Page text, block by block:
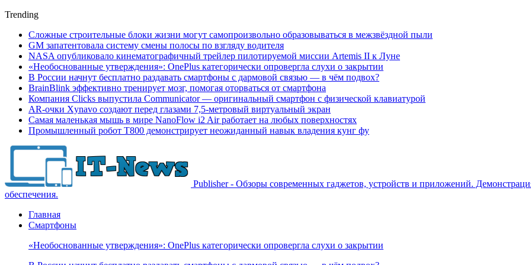
Trending
Сложные строительные блоки жизни могут самопроизвольно образовываться в межзвёздной пыли
GM запатентовала систему смены полосы по взгляду водителя
NASA опубликовало кинематографичный трейлер пилотируемой миссии Artemis II к Луне
«Необоснованные утверждения»: OnePlus категорически опровергла слухи о закрытии
В России начнут бесплатно раздавать смартфоны с дармовой связью — в чём подвох?
BrainBlink эффективно тренирует мозг, помогая оторваться от смартфона
Компания Clicks выпустила Communicator — оригинальный смартфон с физической клавиатурой
AR-очки Xynavo создают перед глазами 7,5-метровый виртуальный экран
Самая маленькая мышь в мире NanoFlow i2 Air работает на любых поверхностях
Промышленный робот Т800 демонстрирует неожиданный навык владения кунг фу
Publisher - Обзоры современных гаджетов, устройств и приложений.
обеспечения.
Главная
Смартфоны
«Необоснованные утверждения»: OnePlus категорически опровергла слухи о закрытии